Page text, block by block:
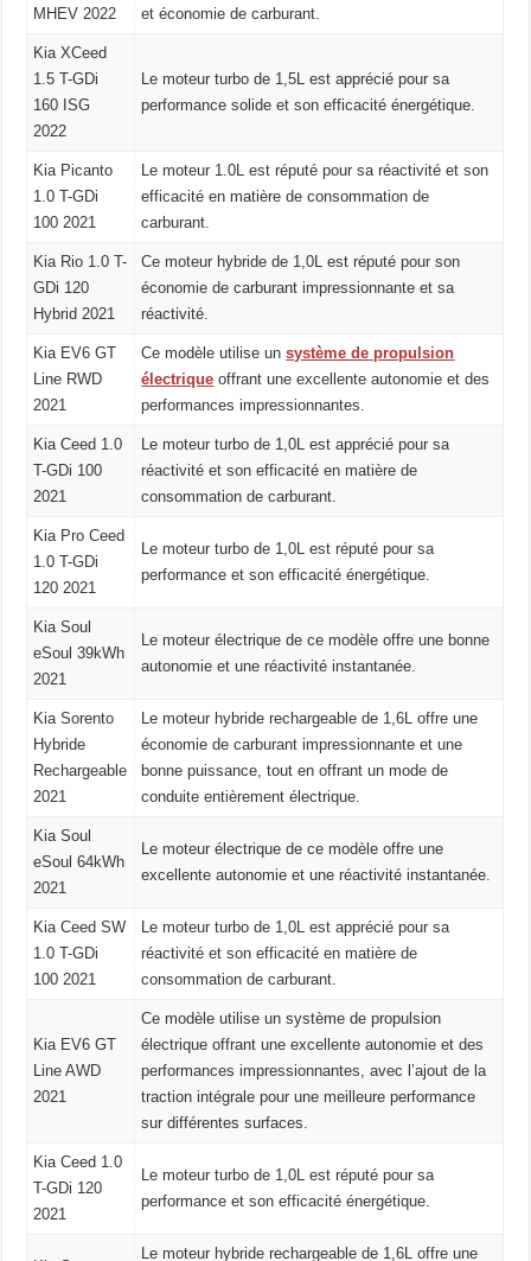
MHEV 2022
et économie de carburant.
Kia XCeed
1.5 T-GDi
160 ISG
2022
Le moteur turbo de 1,5L est apprécié pour sa
performance solide et son efficacité énergétique.
Kia Picanto
1.0 T-GDi
100 2021
Le moteur 1.0L est réputé pour sa réactivité et son
efficacité en matière de consommation de
carburant.
Kia Rio 1.0 T-
GDi 120
Hybrid 2021
Ce moteur hybride de 1,0L est réputé pour son
économie de carburant impressionnante et sa
réactivité.
Kia EV6 GT
Line RWD
2021
Ce modèle utilise unsystème de propulsion
électrique offrant une excellente autonomie et des
performances impressionnantes.
Kia Ceed 1.0
T-GDi 100
2021
Le moteur turbo de 1,0L est apprécié pour sa
réactivité et son efficacité en matière de
consommation de carburant.
Kia Pro Ceed
1.0 T-GDi
120 2021
Le moteur turbo de 1,0L est réputé pour sa
performance et son efficacité énergétique.
Kia Soul
eSoul 39kWh
2021
Le moteur électrique de ce modèle offre une bonne
autonomie et une réactivité instantanée.
Kia Sorento
Hybride
Rechargeable
2021
Le moteur hybride rechargeable de 1,6L offre une
économie de carburant impressionnante et une
bonne puissance, tout en offrant un mode de
conduite entièrement électrique.
Kia Soul
eSoul 64kWh
2021
Le moteur électrique de ce modèle offre une
excellente autonomie et une réactivité instantanée.
Kia Ceed SW
1.0 T-GDi
100 2021
Le moteur turbo de 1,0L est apprécié pour sa
réactivité et son efficacité en matière de
consommation de carburant.
Kia EV6 GT
Line AWD
2021
Ce modèle utilise un système de propulsion
électrique offrant une excellente autonomie et des
performances impressionnantes, avec l’ajout de la
traction intégrale pour une meilleure performance
sur différentes surfaces.
Kia Ceed 1.0
T-GDi 120
2021
Le moteur turbo de 1,0L est réputé pour sa
performance et son efficacité énergétique.
Le moteur hybride rechargeable de 1,6L offre une